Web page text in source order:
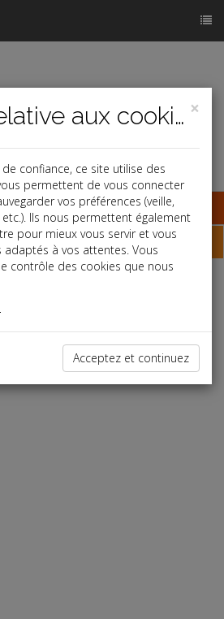
des tribunaux 02/09/2025
×
Politique relative aux cookies
confiance, ce site utilise des
permettent de vous connecter
vos préférences (veille,
Ils nous permettent également
pour mieux vous servir et vous
à vos attentes. Vous
contrôle des cookies que nous
Acceptez et continuez